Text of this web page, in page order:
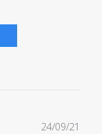
24/09/21